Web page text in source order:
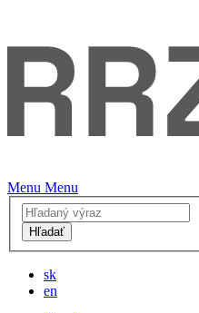
Menu Menu
Hľadať
sk
en